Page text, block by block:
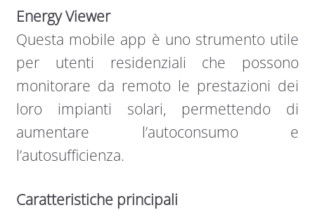
Energy Viewer
Questa mobile app è uno strumento utile
per utenti residenziali che possono
monitorare da remoto le prestazioni dei
loro impianti solari, permettendo di
aumentare l’autoconsumo e
l’autosufficienza.
Caratteristiche principali